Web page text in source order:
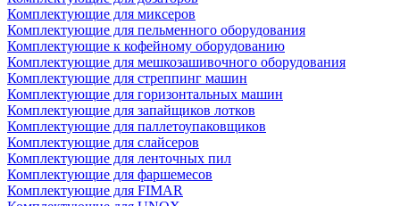
Комплектующие для миксеров
Комплектующие для пельменного оборудования
Комплектующие к кофейному оборудованию
Комплектующие для мешкозашивочного оборудования
Комплектующие для стреппинг машин
Комплектующие для горизонтальных машин
Комплектующие для запайщиков лотков
Комплектующие для паллетоупаковщиков
Комплектующие для слайсеров
Комплектующие для ленточных пил
Комплектующие для фаршемесов
Комплектующие для FIMAR